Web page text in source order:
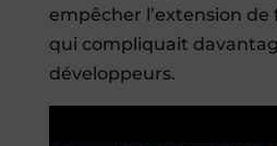
empêcher l’extension
qui compliquait
développeurs.